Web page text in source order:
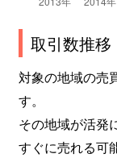
取引数推移
対象の地域の売
す。
その地域が活発
すぐに売れる可